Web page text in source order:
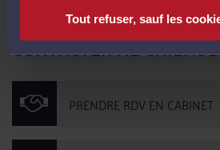
Tout refuser, sauf les
CONTACTER ME
PRENDRE RDV EN CABINET